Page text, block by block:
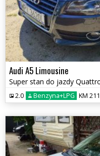
Audi A5 Limousine
Super stan do jazdy
2.0 Benzyna+LPG KM 211